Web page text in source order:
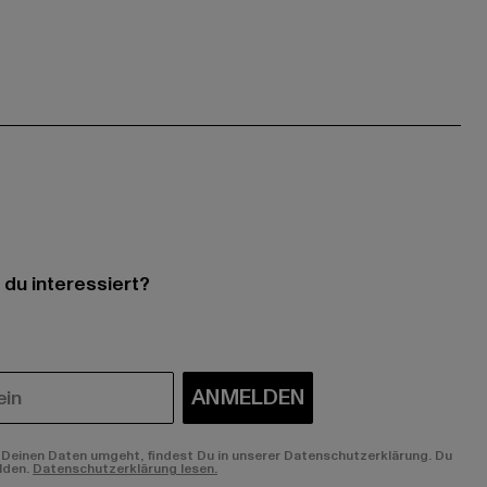
interessiert?
ANMELDEN
Daten umgeht, findest Du in unserer Datenschutzerklärung. Du
Datenschutzerklärung lesen.